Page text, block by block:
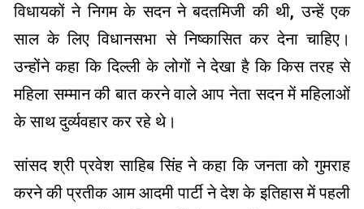
विधायकों ने निगम के सदन ने बदतमिजी की थी, उन्हें एक
साल के लिए विधानसभा से निष्कासित कर देना चाहिए।
उन्होंने कहा कि दिल्ली के लोगों ने देखा है कि किस तरह से
महिला सम्मान की बात करने वाले आप नेता सदन में महिलाओं
के साथ दुर्व्यवहार कर रहे थे।
सांसद श्री प्रवेश साहिब सिंह ने कहा कि जनता को गुमराह
करने की प्रतीक आम आदमी पार्टी ने देश के इतिहास में पहली